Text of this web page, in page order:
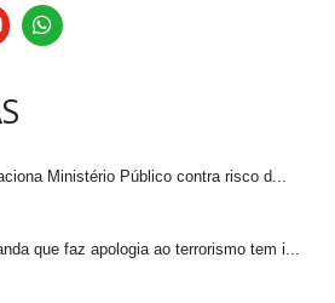
Ministério Público contra risco d...
que faz apologia ao terrorismo tem i...